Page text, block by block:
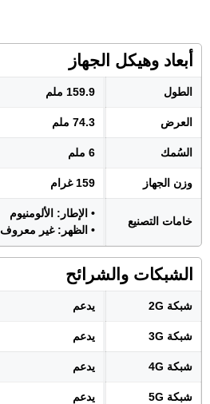
أبعاد وهيكل الجهاز
الطول 159.9 ملم
العرض 74.3 ملم
السُمك 6 ملم
وزن الجهاز 159 غرام
خامات التصنيع
• الإطار: الألومنيوم
• الظهر: غير معروف
الشبكات والشرائح
شبكة 2G يدعم
شبكة 3G يدعم
شبكة 4G يدعم
شبكة 5G يدعم